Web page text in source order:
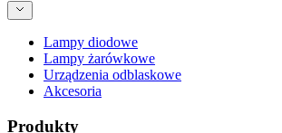
Lampy diodowe
Lampy żarówkowe
Urządzenia odblaskowe
Akcesoria
Produkty